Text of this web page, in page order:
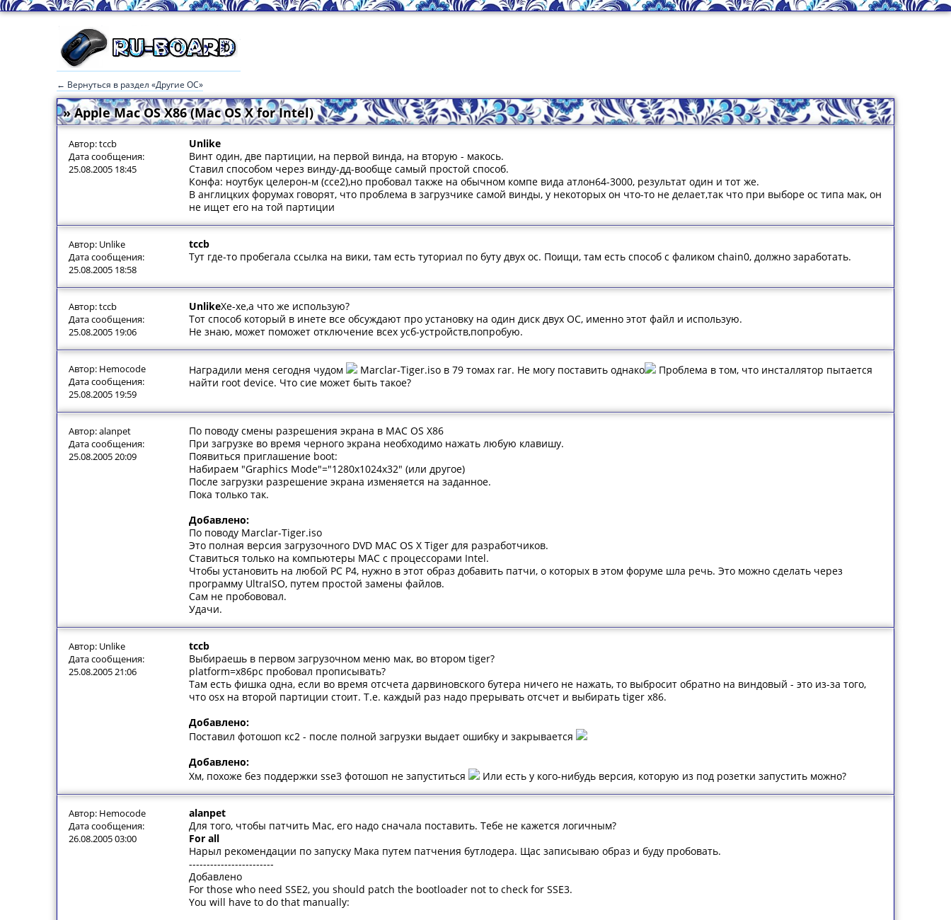
← Вернуться в раздел «Другие ОС»
» Apple Mac OS X86 (Mac OS X for Intel)
Автор: tccb
Дата сообщения:
25.08.2005 18:45
Unlike
Винт один, две партиции, на первой винда, на вторую - макось.
Ставил способом через винду-дд-вообще самый простой способ.
Конфа: ноутбук целерон-м (ссе2),но пробовал также на обычном компе вида атлон64-3000, результат один и тот же.
В англицких форумах говорят, что проблема в загрузчике самой винды, у некоторых он что-то не делает,так что при выборе ос типа мак, он
не ищет его на той партиции
Автор: Unlike
Дата сообщения:
25.08.2005 18:58
tccb
Тут где-то пробегала ссылка на вики, там есть туториал по буту двух ос. Поищи, там есть способ с фаликом chain0, должно заработать.
Автор: tccb
Дата сообщения:
25.08.2005 19:06
UnlikeХе-хе,а что же использую?
Тот способ который в инете все обсуждают про установку на один диск двух ОС, именно этот файл и использую.
Не знаю, может поможет отключение всех усб-устройств,попробую.
Автор: Hemocode
Дата сообщения:
25.08.2005 19:59
Наградили меня сегодня чудом Marclar-Tiger.iso в 79 томах rar. Не могу поставить однако
Проблема в том, что инсталлятор пытается
найти root device. Что сие может быть такое?
Автор: alanpet
Дата сообщения:
25.08.2005 20:09
По поводу смены разрешения экрана в MAC OS X86
При загрузке во время черного экрана необходимо нажать любую клавишу.
Появиться приглашение boot:
Набираем "Graphics Mode"="1280x1024x32" (или другое)
После загрузки разрешение экрана изменяется на заданное.
Пока только так.
Добавлено:
По поводу Marclar-Tiger.iso
Это полная версия загрузочного DVD MAC OS X Tiger для разработчиков.
Ставиться только на компьютеры MAC с процессорами Intel.
Чтобы установить на любой РС P4, нужно в этот образ добавить патчи, о которых в этом форуме шла речь. Это можно сделать через
программу UltraISO, путем простой замены файлов.
Сам не пробововал.
Удачи.
Автор: Unlike
Дата сообщения:
25.08.2005 21:06
tccb
Выбираешь в первом загрузочном меню мак, во втором tiger?
platform=x86pc пробовал прописывать?
Там есть фишка одна, если во время отсчета дарвиновского бутера ничего не нажать, то выбросит обратно на виндовый - это из-за того,
что osx на второй партиции стоит. Т.е. каждый раз надо прерывать отсчет и выбирать tiger x86.
Добавлено:
Поставил фотошоп кс2 - после полной загрузки выдает ошибку и закрывается
Добавлено:
Хм, похоже без поддержки sse3 фотошоп не запуститься
Или есть у кого-нибудь версия, которую из под розетки запустить можно?
Автор: Hemocode
Дата сообщения:
26.08.2005 03:00
alanpet
Для того, чтобы патчить Mac, его надо сначала поставить. Тебе не кажется логичным?
For all
Нарыл рекомендации по запуску Мака путем патчения бутлодера. Щас записываю образ и буду пробовать.
------------------------
Добавлено
For those who need SSE2, you should patch the bootloader not to check for SSE3.
You will have to do that manually: